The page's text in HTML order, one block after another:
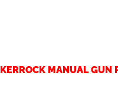
KERROCK MANUAL GUN